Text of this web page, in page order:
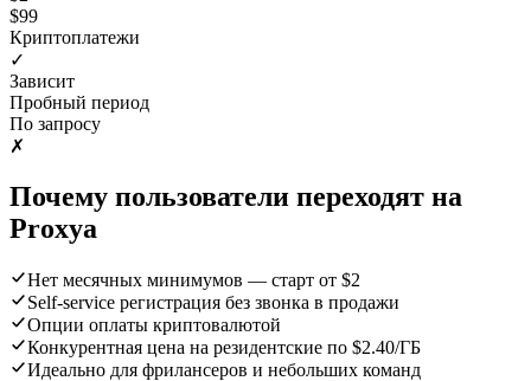
$99
Криптоплатежи
✓
Зависит
Пробный период
По запросу
✗
Почему пользователи переходят на
Proxya
Нет месячных минимумов — старт от $2
Self-service регистрация без звонка в продажи
Опции оплаты криптовалютой
Конкурентная цена на резидентские по $2.40/ГБ
Идеально для фрилансеров и небольших команд